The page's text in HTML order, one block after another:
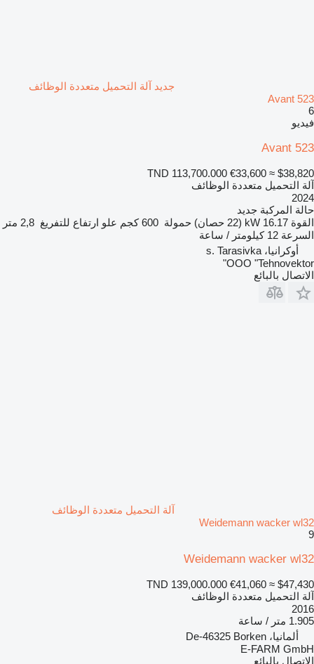
جديد آلة التحميل متعددة الوظائف
Avant 523
6
فيديو
Avant 523
TND 113,700.000 €33,600 ≈ $38,820
آلة التحميل متعددة الوظائف
2024
حالة المركبة جديد
القوة 16.17 kW (22 حصان) حمولة 600 كجم علو ارتفاع للتفريغ 2,8 متر
السرعة 12 كيلومتر / ساعة
أوكرانيا، s. Tarasivka
OOO "Tehnovektor"
الاتصال بالبائع
آلة التحميل متعددة الوظائف
Weidemann wacker wl32
9
Weidemann wacker wl32
TND 139,000.000 €41,060 ≈ $47,430
آلة التحميل متعددة الوظائف
2016
1.905 متر / ساعة
ألمانيا، De-46325 Borken
E-FARM GmbH
الاتصال بالبائع